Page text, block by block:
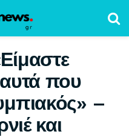
που
–
και